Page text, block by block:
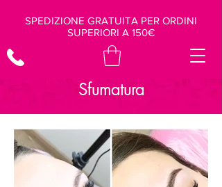
SPEDIZIONE GRATUITA PER ORDINI
SUPERIORI A 150€
Sfumatura